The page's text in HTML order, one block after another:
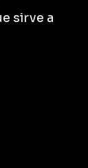
sirve a